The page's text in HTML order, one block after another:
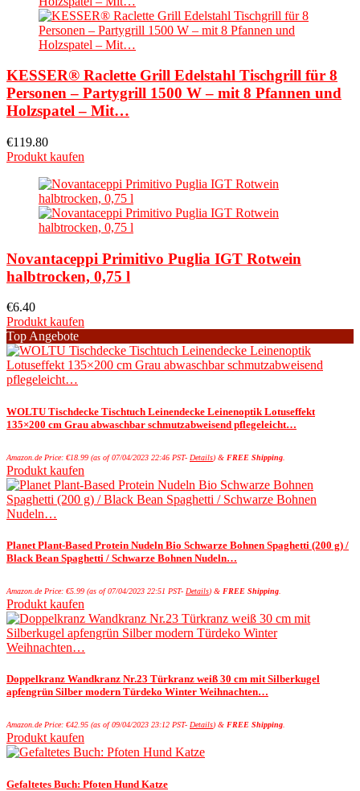
KESSER® Raclette Grill Edelstahl Tischgrill für 8
Personen – Partygrill 1500 W – mit 8 Pfannen und
Holzspatel – Mit…
€119.80
Produkt kaufen
Novantaceppi Primitivo Puglia IGT Rotwein
halbtrocken, 0,75 l
€6.40
Produkt kaufen
Top Angebote
WOLTU Tischdecke Tischtuch Leinendecke Leinenoptik Lotuseffekt
135×200 cm Grau abwaschbar schmutzabweisend pflegeleicht…
Amazon.de Price: €18.99 (as of 07/04/2023 22:46 PST- Details) & FREE Shipping
Produkt kaufen
Planet Plant-Based Protein Nudeln Bio Schwarze Bohnen Spaghetti (200 g) /
Black Bean Spaghetti / Schwarze Bohnen Nudeln…
Amazon.de Price: €5.99 (as of 07/04/2023 22:51 PST- Details) & FREE Shipping
Produkt kaufen
Doppelkranz Wandkranz Nr.23 Türkranz weiß 30 cm mit Silberkugel
apfengrün Silber modern Türdeko Winter Weihnachten…
Amazon.de Price: €42.95 (as of 09/04/2023 23:12 PST- Details) & FREE Shipping.
Produkt kaufen
Gefaltetes Buch: Pfoten Hund Katze